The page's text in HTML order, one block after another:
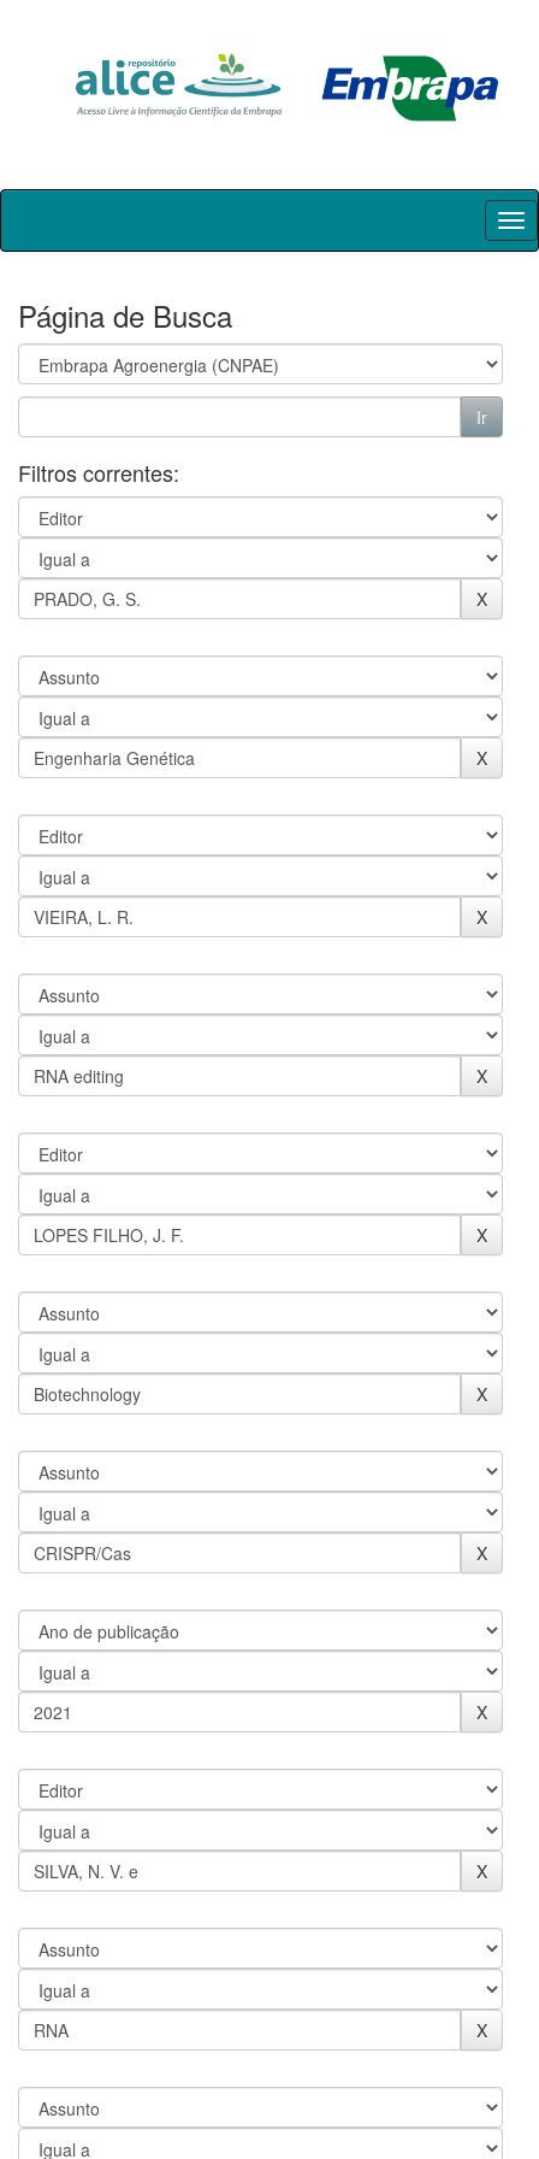
Skip
Página de Busca
Filtros correntes: